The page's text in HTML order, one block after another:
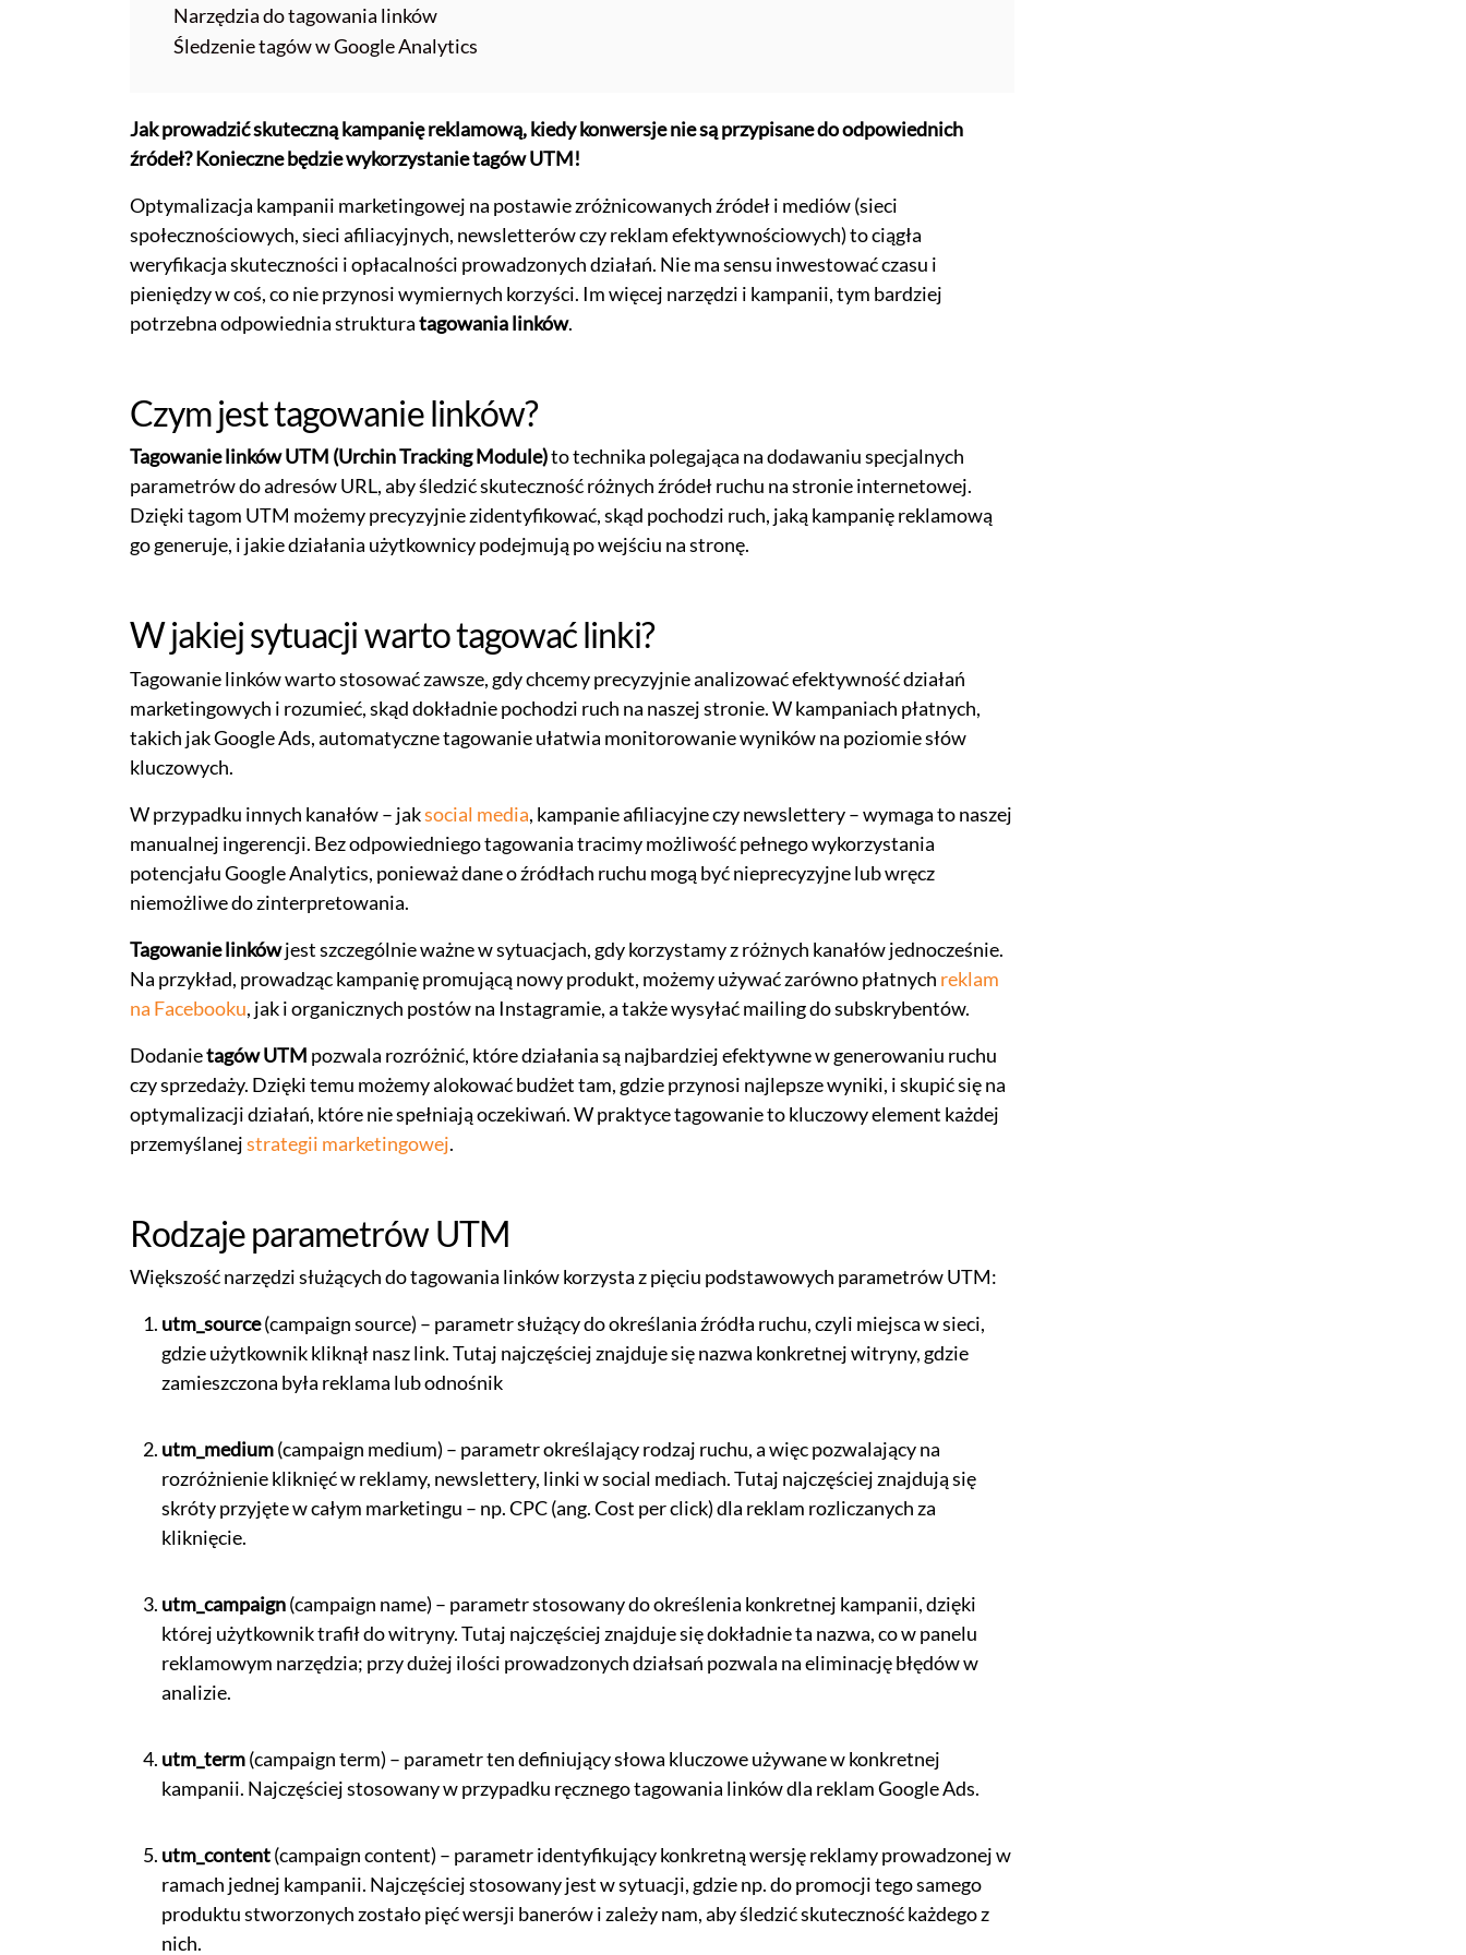
Narzędzia do tagowania linków
Śledzenie tagów w Google Analytics
Jak prowadzić skuteczną kampanię reklamową, kiedy konwersje nie są przypisane do odpowiednich
źródeł? Konieczne będzie wykorzystanie tagów UTM!
Optymalizacja kampanii marketingowej na postawie zróżnicowanych źródeł i mediów (sieci
społecznościowych, sieci afiliacyjnych, newsletterów czy reklam efektywnościowych) to ciągła
weryfikacja skuteczności i opłacalności prowadzonych działań. Nie ma sensu inwestować czasu i
pieniędzy w coś, co nie przynosi wymiernych korzyści. Im więcej narzędzi i kampanii, tym bardziej
potrzebna odpowiednia strukturatagowania linków.
Czym jest tagowanie linków?
Tagowanie linków UTM (Urchin Tracking Module)to technika polegająca na dodawaniu specjalnych
parametrów do adresów URL, aby śledzić skuteczność różnych źródeł ruchu na stronie internetowej.
Dzięki tagom UTM możemy precyzyjnie zidentyfikować, skąd pochodzi ruch, jaką kampanię reklamową
go generuje, i jakie działania użytkownicy podejmują po wejściu na stronę.
W jakiej sytuacji warto tagować linki?
Tagowanie linków warto stosować zawsze, gdy chcemy precyzyjnie analizować efektywność działań
marketingowych i rozumieć, skąd dokładnie pochodzi ruch na naszej stronie. W kampaniach płatnych,
takich jak Google Ads, automatyczne tagowanie ułatwia monitorowanie wyników na poziomie słów
kluczowych.
W przypadku innych kanałów – jaksocial media, kampanie afiliacyjne czy newslettery – wymaga to naszej
manualnej ingerencji. Bez odpowiedniego tagowania tracimy możliwość pełnego wykorzystania
potencjału Google Analytics, ponieważ dane o źródłach ruchu mogą być nieprecyzyjne lub wręcz
niemożliwe do zinterpretowania.
Tagowanie linkówjest szczególnie ważne w sytuacjach, gdy korzystamy z różnych kanałów jednocześnie.
Na przykład, prowadząc kampanię promującą nowy produkt, możemy używać zarówno płatnych reklam
na Facebooku, jak i organicznych postów na Instagramie, a także wysyłać mailing do subskrybentów.
Dodanietagów UTM pozwala rozróżnić, które działania są najbardziej efektywne w generowaniu ruchu
czy sprzedaży. Dzięki temu możemy alokować budżet tam, gdzie przynosi najlepsze wyniki, i skupić się na
optymalizacji działań, które nie spełniają oczekiwań. W praktyce tagowanie to kluczowy element każdej
przemyślanejstrategii marketingowej.
Rodzaje parametrów UTM
Większość narzędzi służących do tagowania linków korzysta z pięciu podstawowych parametrów UTM:
utm_source(campaign source) – parametr służący do określania źródła ruchu, czyli miejsca w sieci,
gdzie użytkownik kliknął nasz link. Tutaj najczęściej znajduje się nazwa konkretnej witryny, gdzie
zamieszczona była reklama lub odnośnik
utm_medium(campaign medium) – parametr określający rodzaj ruchu, a więc pozwalający na
rozróżnienie kliknięć w reklamy, newslettery, linki w social mediach. Tutaj najczęściej znajdują się
skróty przyjęte w całym marketingu – np. CPC (ang. Cost per click) dla reklam rozliczanych za
kliknięcie.
utm_campaign(campaign name) – parametr stosowany do określenia konkretnej kampanii, dzięki
której użytkownik trafił do witryny. Tutaj najczęściej znajduje się dokładnie ta nazwa, co w panelu
reklamowym narzędzia; przy dużej ilości prowadzonych działsań pozwala na eliminację błędów w
analizie.
utm_term(campaign term) – parametr ten definiujący słowa kluczowe używane w konkretnej
kampanii. Najczęściej stosowany w przypadku ręcznego tagowania linków dla reklam Google Ads.
utm_content(campaign content) – parametr identyfikujący konkretną wersję reklamy prowadzonej w
ramach jednej kampanii. Najczęściej stosowany jest w sytuacji, gdzie np. do promocji tego samego
produktu stworzonych zostało pięć wersji banerów i zależy nam, aby śledzić skuteczność każdego z
nich.